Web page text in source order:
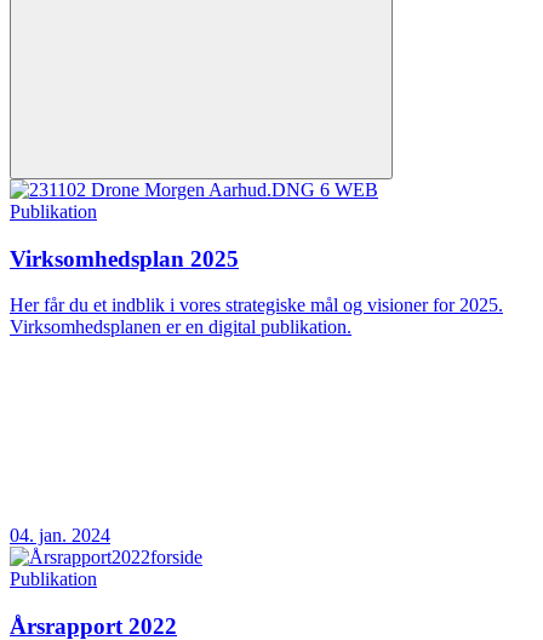
Publikation
Virksomhedsplan 2025
Her får du et indblik i vores strategiske mål og visioner for 2025.
Virksomhedsplanen er en digital publikation.
04. jan. 2024
Publikation
Årsrapport 2022